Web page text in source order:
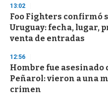
s
e
c
o
n
13:02
Foo Fighters confirmó
Uruguay: fecha, lugar,
venta de entradas
12:56
Hombre fue asesinado
Peñarol: vieron a una
crimen